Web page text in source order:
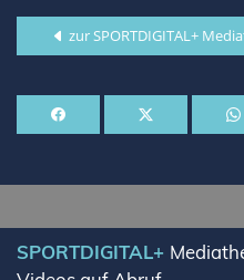
zur SPORTDIGITAL+
SPORTDIGITAL+